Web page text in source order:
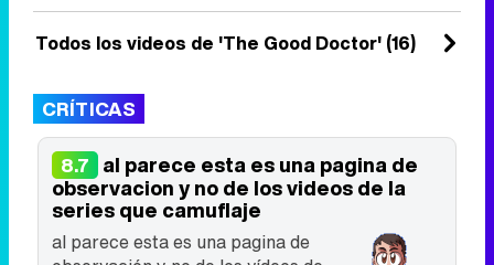
Todos los videos de 'The Good Doctor' (16)
CRÍTICAS
8.7 al parece esta es una pagina de
observacion y no de los videos de la
series que camuflaje
al parece esta es una pagina de